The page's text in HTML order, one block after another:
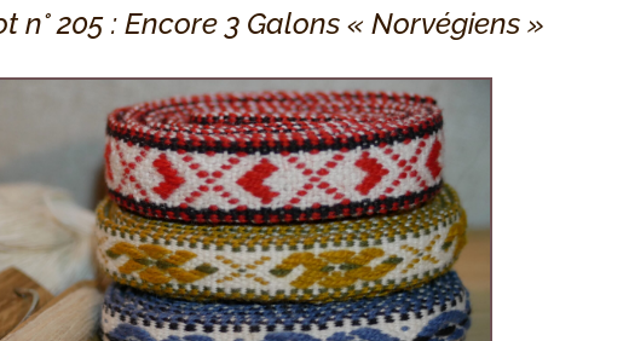
n° 205 : Encore 3 Galons « Norvégiens »